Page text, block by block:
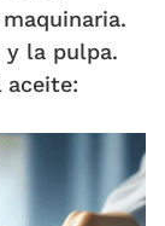
y la pulpa.
aceite: